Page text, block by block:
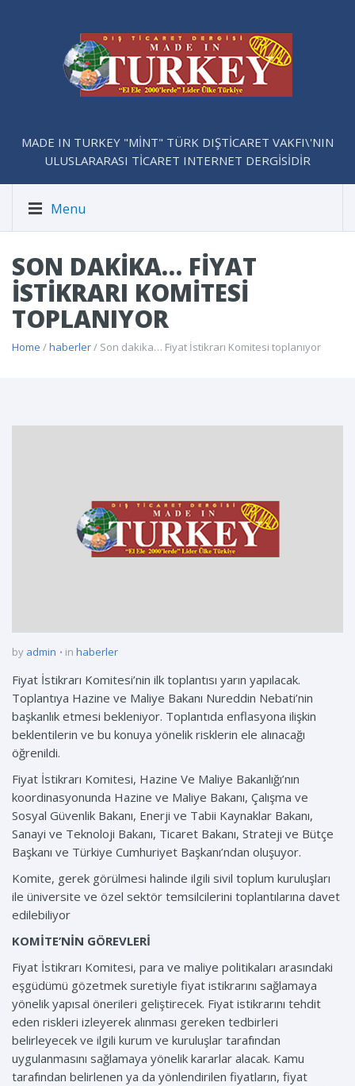
MADE IN TURKEY "MİNT" TÜRK DIŞTİCARET VAKFI\'NIN
ULUSLARARASI TİCARET INTERNET DERGİSİDİR
Menu
SON DAKIKA… FIYAT
İSTIKRARI KOMITESI
TOPLANIYOR
Home /haberler/ Son dakika… Fiyat İstikrarı Komitesi toplanıyor
by admin in haberler
Fiyat İstikrarı Komitesi’nin ilk toplantısı yarın yapılacak.
Toplantıya Hazine ve Maliye Bakanı Nureddin Nebati’nin
başkanlık etmesi bekleniyor. Toplantıda enflasyona ilişkin
beklentilerin ve bu konuya yönelik risklerin ele alınacağı
öğrenildi.
Fiyat İstikrarı Komitesi, Hazine Ve Maliye Bakanlığı’nın
koordinasyonunda Hazine ve Maliye Bakanı, Çalışma ve
Sosyal Güvenlik Bakanı, Enerji ve Tabii Kaynaklar Bakanı,
Sanayi ve Teknoloji Bakanı, Ticaret Bakanı, Strateji ve Bütçe
Başkanı ve Türkiye Cumhuriyet Başkanı’ndan oluşuyor.
Komite, gerek görülmesi halinde ilgili sivil toplum kuruluşları
ile üniversite ve özel sektör temsilcilerini toplantılarına davet
edilebiliyor
KOMİTE’NİN GÖREVLERİ
Fiyat İstikrarı Komitesi, para ve maliye politikaları arasındaki
eşgüdümü gözetmek suretiyle fiyat istikrarını sağlamaya
yönelik yapısal önerileri geliştirecek. Fiyat istikrarını tehdit
eden riskleri izleyerek alınması gereken tedbirleri
belirleyecek ve ilgili kurum ve kuruluşlar tarafından
uygulanmasını sağlamaya yönelik kararlar alacak. Kamu
tarafından belirlenen ya da yönlendirilen fiyatların, fiyat